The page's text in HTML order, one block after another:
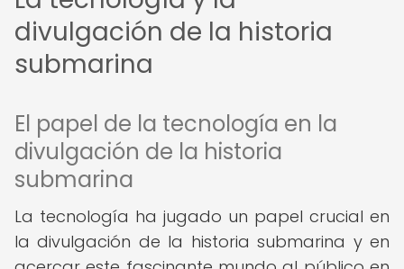
divulgación de la historia
submarina
El papel de la tecnología en la
divulgación de la historia
submarina
La tecnología ha jugado un papel crucial en
la divulgación de la historia submarina y en